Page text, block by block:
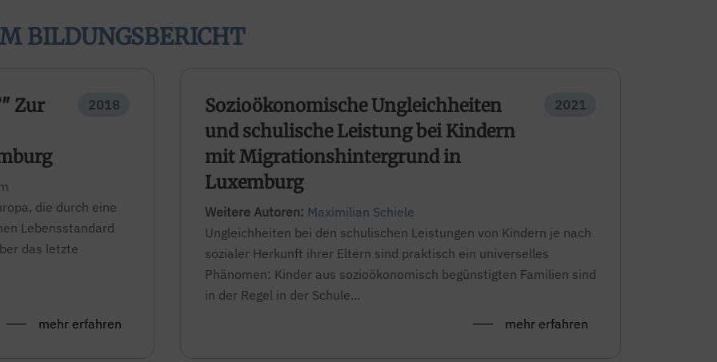
BILDUNGSBERICHT
Zur
2018
die durch eine
Lebensstandard
das letzte
mehr erfahren
Sozioökonomische Ungleichheiten
und schulische Leistung bei Kindern
mit Migrationshintergrund in
Luxemburg
2021
Weitere Autoren: Maximilian Schiele
Ungleichheiten bei den schulischen Leistungen von Kindern je nach
sozialer Herkunft ihrer Eltern sind praktisch ein universelles
Phänomen: Kinder aus sozioökonomisch begünstigten Familien sind
in der Regel in der Schule...
mehr erfahren